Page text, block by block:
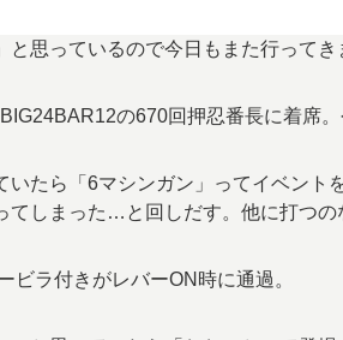
」と思っているので今日もまた行ってき
の670回押忍番長に着席。
いたら「6マシンガン」ってイベン
てしまった…と回しだす。他に打つの
ビラ付きがレバーON時に通過。